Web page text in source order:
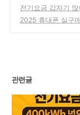
기준표 총정리 (최
전기요금 갑자기
구간 때문입니다
2025 휴대폰 실구
관련글